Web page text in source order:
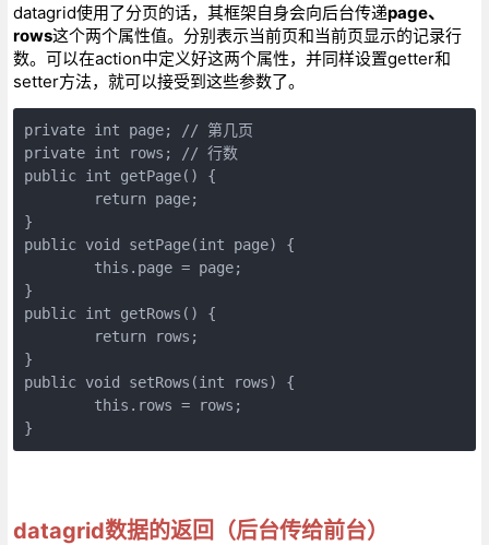
datagrid使用了分页的话，其框架自身会向后台传递page、
rows这个两个属性值。分别表示当前页和当前页显示的记录行
数。可以在action中定义好这两个属性，并同样设置getter和
setter方法，就可以接受到这些参数了。
private int page; // 第几页
private int rows; // 行数
public int getPage() {
        return page;
}
public void setPage(int page) {
        this.page = page;
}
public int getRows() {
        return rows;
}
public void setRows(int rows) {
        this.rows = rows;
}
datagrid数据的返回（后台传给前台）